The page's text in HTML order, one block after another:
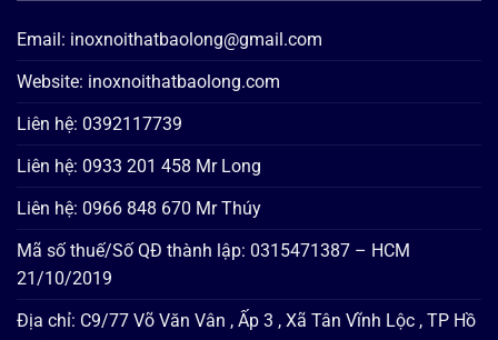
Email: inoxnoithatbaolong@gmail.com
Website: inoxnoithatbaolong.com
Liên hệ: 0392117739
Liên hệ: 0933 201 458 Mr Long
Liên hệ: 0966 848 670 Mr Thúy
Mã số thuế/Số QĐ thành lập: 0315471387 – HCM
21/10/2019
Địa chỉ: C9/77 Võ Văn Vân , Ấp 3 , Xã Tân Vĩnh Lộc , TP Hồ